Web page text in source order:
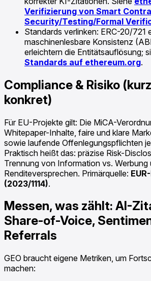
Verifizierung von Smart
Security/Testing/Formal
Standards verlinken: ERC-20/721
maschinenlesbare Konsistenz
erleichtern die Entitätsauflösung;
Standards auf ethereum.org.
Compliance & Risiko
konkret)
Für EU-Projekte gilt: Die MiCA-
Whitepaper-Inhalte, faire und klare
sowie laufende Offenlegungspflichten
Praktisch heißt das: präzise Risk-
Trennung von Information vs. Werbung
Renditeversprechen. Primärquelle:
(2023/1114).
Messen, was zählt: AI-
Share-of-Voice,
Referrals
GEO braucht eigene Metriken, um
machen: